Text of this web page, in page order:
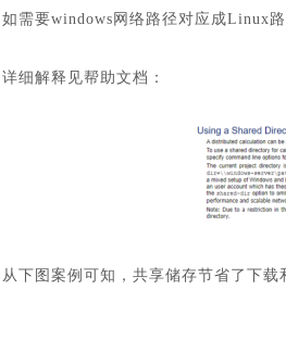
如需要windows网络路径对应成Linux
详细解释见帮助文档：
从下图案例可知，共享储存节省了下